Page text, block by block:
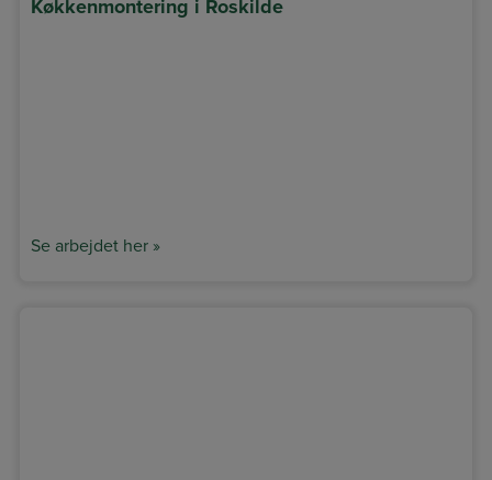
Køkkenmontering i Roskilde
Se arbejdet her »